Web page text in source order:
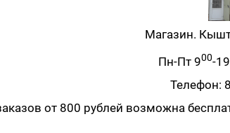
Магазин.
Пн-Пт 900-19
Телефон:
от 800 рублей возможна